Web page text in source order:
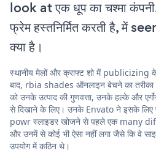
look at एक धूप का चश्मा
फ्रेम हस्तनिर्मित करती है, में
क्या है।
स्थानीय मेलों और क्राफ्ट शो में publicizing
बाद, rbia shades ऑनलाइन बेचने का
को उनके उत्पाद की गुणवत्ता, उनके हल्के और
से दिखाने के लिए। उनके Envato ने इसके लिए
powr स्लाइडर खोजने से पहले एक many
और उनमें से कोई भी ऐसा नहीं लगा जैसे कि वे
उपयोग में कठिन थे।